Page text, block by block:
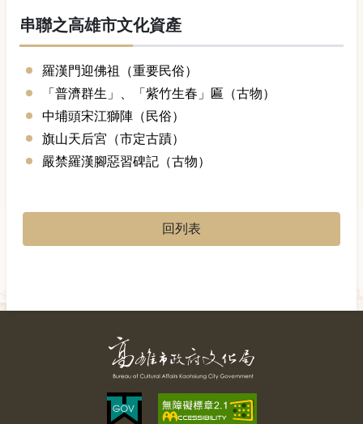
串聯之高雄市文化資產
羅漢門迎佛祖（重要民俗）
「普濟群生」、「紫竹生春」匾（古物）
中埔頭宋江獅陣（民俗）
旗山天后宮（市定古蹟）
嚴禁羅漢腳惡習碑記（古物）
回列表